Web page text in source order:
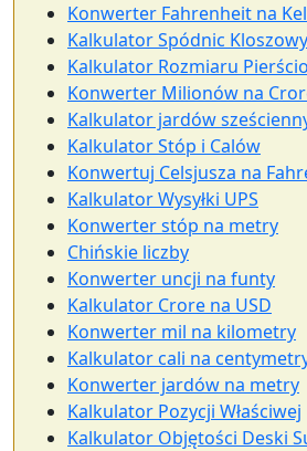
Konwerter Fahrenheit na
Kalkulator Spódnic
Kalkulator Rozmiaru
Konwerter Milionów na
Kalkulator jardów
Kalkulator Stóp i Calów
Konwertuj Celsjusza na
Kalkulator Wysyłki UPS
Konwerter stóp na metry
Chińskie liczby
Konwerter uncji na funty
Kalkulator Crore na USD
Konwerter mil na kilometry
Kalkulator cali na
Konwerter jardów na metry
Kalkulator Pozycji Właściwej
Kalkulator Objętości Deski